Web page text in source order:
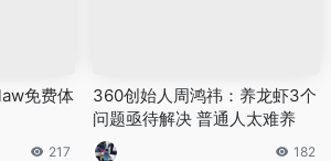
免费体
217
360创始人周鸿祎：养龙虾3个
问题亟待解决 普通人太难养
182